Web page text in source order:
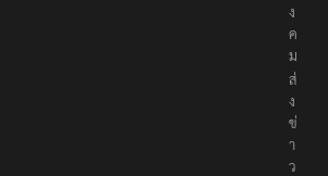
ง
ค
ม
ส่
ง
ข่
า
ว